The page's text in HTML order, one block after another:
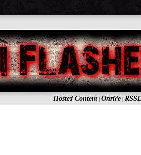
Hosted Content| Onride|